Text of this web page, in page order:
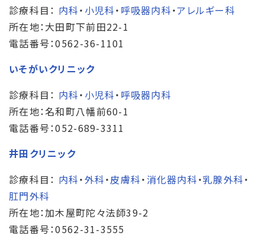
診療科目： 内科・ 小児科・ 呼吸器内科・アレルギー科
所在地：大田町下前田22-1
電話番号：0562-36-1101
いそがいクリニック
診療科目： 内科・ 小児科・ 呼吸器内科
所在地：名和町八幡前60-1
電話番号：052-689-3311
井田クリニック
診療科目： 内科・外科・皮膚科・ 消化器内科・乳腺外科・
肛門外科
所在地：加木屋町陀々法師39-2
電話番号：0562-31-3555